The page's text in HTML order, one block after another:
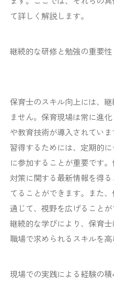
て詳しく解説します。
継続的な研修と勉強の重要性
保育士のスキル向上には、
ません。保育現場は常に進
や教育技術が導入されてい
習得するためには、定期的
に参加することが重要です
対策に関する最新情報を得
てることができます。また
通じて、視野を広げること
継続的な学びにより、保育士
職場で求められるスキルを高
現場での実践による経験の